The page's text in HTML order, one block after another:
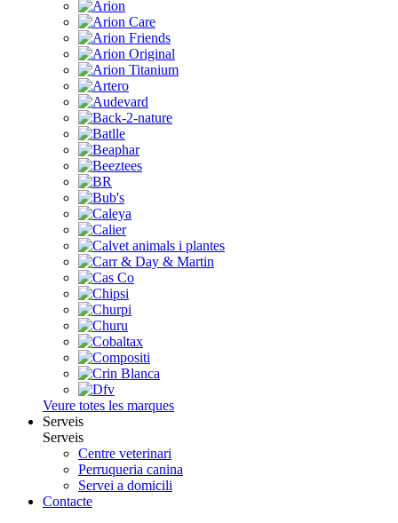
Veure totes les marques
Serveis
Serveis
Centre veterinari
Perruqueria canina
Servei a domicili
Contacte